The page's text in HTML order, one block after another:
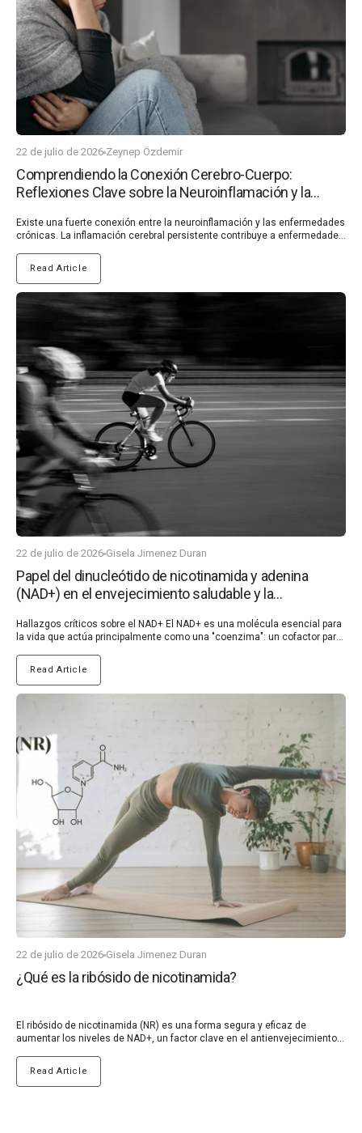
22 de julio de 2026 Zeynep Özdemir
Comprendiendo la Conexión Cerebro-Cuerpo:
Reflexiones Clave sobre la Neuroinflamación y la
Existe una fuerte conexión entre la neuroinflamación y las enfermedades crónicas. La inflamación cerebral persistente contribuye a enfermedades neurodegenerativas como el Parkinson y el Alzheimer, así como a problemas de salud mental como la depresión y la ansiedad. Enfermedades como la diabetes y las enfermedades cardíacas, que causan inflamación sistémica, también pueden desencadenar inflamación cerebral, creando un ciclo dañino. Al reducir la inflamación, podemos apoyar la salud cerebral y potencialmente prevenir o ralentizar la progresión de enfermedades crónicas. En este artículo, profundizamos en aspectos clave de estos sistemas interconectados. Explore qué es la neuroinflamación, su vínculo con las enfermedades crónicas y formas prácticas de controlarla. Además, examinaremos el eje intestino-cerebro, destacando cómo la salud intestinal afecta el bienestar mental y discutiendo el apoyo dietético y suplementario para obtener mejores resultados. Por qué la neuroinflamación es importante y cómo manejarla ¿Qué es la neuroinflamación? La neuroinflamación se refiere a la respuesta del sistema inmunológico dentro del sistema nervioso central (SNC), particularmente el cerebro y la médula espinal. Si bien la inflamación es un mecanismo natural para combatir infecciones o lesiones, la inflamación crónica en el cerebro puede provocar problemas importantes. Es impulsada por la sobreactivación de la microglia, las células inmunes residentes del cerebro, que liberan moléculas inflamatorias como citocinas y quimiocinas. (1, 2) Este estado inflamatorio prolongado altera el equilibrio de la salud cerebral, lo que afecta la comunicación neuronal y daña el tejido cerebral. Con el tiempo, puede provocar problemas de salud cognitiva, incluida la pérdida de memoria y una disminución de la agudeza mental. Comprender qué es la neuroinflamación y por qué es importante es crucial para mitigar su impacto. (2) Vínculo entre la neuroinflamación y las enfermedades crónicas Existe una fuerte conexión entre la neuroinflamación y las enfermedades crónicas. Las investigaciones indican que la inflamación cerebral persistente es un factor que contribuye a las enfermedades neurodegenerativas como el Alzheimer y el Parkinson. También exacerba el deterioro cognitivo, la depresión y la ansiedad, mostrando sus efectos de gran alcance en la salud mental y física. (3, 4, 5) Las enfermedades crónicas, incluidas la diabetes, las afecciones cardiovasculares y los trastornos autoinmunes, a menudo implican inflamación sistémica, que puede extenderse al SNC. Esta relación bidireccional destaca la importancia de controlar la inflamación tanto a nivel sistémico como neuronal. (3, 4) Desencadenantes de la neuroinflamación La neuroinflamación puede ser desencadenada por varios factores, muchos de los cuales están relacionados con los estilos de vida modernos. Comprender estas causas y desencadenantes de la inflamación cerebral es fundamental para la prevención y el manejo. Estrés crónico: El estrés persistente sobreestimula el eje hipotalámico-pituitario-suprarrenal (HPA), lo que lleva a niveles elevados de cortisol. Con el tiempo, esto puede activar la microglia y contribuir a la inflamación cerebral. (6, 7) Dieta deficiente: Las dietas ricas en azúcares refinados, grasas trans y alimentos procesados promueven la inflamación sistémica, que puede cruzar al cerebro. Estos alimentos que causan neuroinflamación a menudo alteran el microbioma intestinal, empeorando la conexión intestino-cerebro. (8, 9) Infecciones: Las infecciones virales, bacterianas o fúngicas pueden provocar una respuesta inmunitaria en el sistema nervioso central, lo que lleva a una inflamación prolongada si no se resuelve. (10) Toxinas ambientales: La exposición a contaminantes, metales pesados y pesticidas puede inducir estrés oxidativo y dañar las neuronas, alimentando aún más los síntomas de neuroinflamación. (11, 12) Trastornos del sueño: La mala calidad del sueño o el insomnio crónico alteran el proceso de desintoxicación natural del cerebro, lo que permite que se acumulen compuestos inflamatorios. (13) Enfermedades crónicas: Las afecciones como la obesidad, la diabetes y las enfermedades cardiovasculares a menudo implican una inflamación sistémica que puede exacerbar la inflamación cerebral. (14, 15) Consejos prácticos para controlar la neuroinflamación Reducir la neuroinflamación de forma natural implica ajustes en el estilo de vida y estrategias específicas. Así es como podemos tomar el control: Adoptar una dieta antiinflamatoria: Concéntrese en una dieta para la salud cerebral rica en alimentos integrales, como vegetales de hojas verdes, bayas, pescado graso y nueces. Estos proporcionan antioxidantes y ácidos grasos omega-3 que combaten la inflamación. Evite los alimentos altamente procesados y el exceso de azúcar. (16, 17) Incorporar suplementos antiinflamatorios: Suplementos como la curcumina, los ácidos grasos omega-3 y el azafrán son conocidos por reducir la inflamación. Agregar los mejores suplementos para reducir la inflamación cerebral puede respaldar la salud cognitiva a largo plazo. (18, 19) Priorizar la salud intestinal: Mantener un microbioma intestinal equilibrado con probióticos para la salud mental y prebióticos puede ayudar a reducir la inflamación sistémica y cerebral. Un intestino sano fortalece la conexión intestino-cerebro, previniendo que la inflamación se propague al cerebro. (20) Manejar el estrés: Practicar la atención plena, la meditación o el yoga puede regular el eje HPA y reducir los niveles de cortisol. Una mente tranquila apoya una mejor salud cerebral y minimiza la inflamación. (21) Mejorar la higiene del sueño: Asegúrese de dormir de 7 a 9 horas de calidad cada noche. El sueño profundo ayuda al cerebro a eliminar productos de desecho y compuestos inflamatorios. (22, 23) Hacer ejercicio regularmente: La actividad física moderada reduce la inflamación sistémica y mejora el flujo sanguíneo al cerebro, apoyando tanto la salud cerebral como el nervio vago para una mejor comunicación entre el intestino y el cerebro. (24) Limitar la exposición a toxinas: Minimice el contacto con contaminantes ambientales y opte por alimentos orgánicos cuando sea posible para reducir la inflamación cerebral inducida por toxinas. (25) La conexión intestino-cerebro: una inmersión más profunda La conexión intestino-cerebro es una red de comunicación bidireccional entre el sistema nervioso central y el intestino, a menudo denominado el "segundo cerebro". Esta conexión es vital para regular el estado de ánimo, la cognición y la salud mental en general. Exploremos el eje intestino-cerebro y su profundo impacto en nuestro bienestar. (26) Comprender el eje intestino-cerebro El eje intestino-cerebro es el vínculo bidireccional entre el intestino y el cerebro, mediado por el nervio vago, las hormonas y el sistema inmunológico. El intestino alberga trillones de microorganismos conocidos colectivamente como el microbioma intestinal, que desempeñan un papel fundamental en la salud cerebral y cognitiva. Comunicación del nervio vago: Este nervio actúa como una autopista, transmitiendo señales entre el intestino y el cerebro. Por ejemplo, la inflamación en el intestino puede enviar señales de estrés al cerebro, afectando el estado de ánimo y la cognición. (27, 28) Papel del microbioma intestinal: Un microbioma intestinal equilibrado apoya la producción de neurotransmisores como la serotonina y la dopamina, que son cruciales para la estabilidad emocional y mental. (29) Intestino permeable e inflamación: Un revestimiento intestinal comprometido, a menudo llamado "intestino permeable", permite que sustancias dañinas entren en el torrente sanguíneo. Esto puede desencadenar una inflamación sistémica, que en última instancia afecta la salud cerebral. (30, 31) Comprender el eje intestino-cerebro y su papel en la salud es clave para mejorar la resiliencia mental y física. Cómo la salud intestinal afecta la salud mental Un intestino sano es esencial para mantener una mente equilibrada. He aquí cómo:Apoya la producción de serotonina: Alrededor del 90-95% de la serotonina, la hormona del "bienestar", se produce en el intestino. Un intestino poco saludable puede alterar su producción, contribuyendo a la ansiedad y la depresión. (32, 33, 34, 35) Reduce la inflamación sistémica: Un intestino sano limita la inflamación sistémica, protegiendo el cerebro del daño inflamatorio que puede afectar la salud cognitiva y la regulación emocional. (36, 37) Regula las respuestas al estrés: Un microbioma intestinal equilibrado ayuda a regular el eje HPA, minimizando las respuestas al estrés y apoyando el nervio vago para una mejor salud mental. (33) Protege contra la depresión: Los estudios han demostrado un vínculo directo entre el microbioma intestinal y la depresión, destacando la necesidad de priorizar la salud intestinal para el bienestar mental. (32, 38) Principales apoyos dietéticos y suplementarios para la salud intestinal Para fortalecer la conexión intestino-cerebro y promover el bienestar mental, considere estos enfoques dietéticos y suplementarios: Probióticos: Alimentos como el yogur, el kéfir y las verduras fermentadas introducen bacterias beneficiosas en el intestino. Agregar probióticos para la salud mental puede mejorar el estado de ánimo y reducir la ansiedad. (39, 40) Prebióticos: Se encuentran en una variedad de alimentos ricos en fibra, como frutas, verduras y legumbres. Los prebióticos sirven como alimento para las bacterias intestinales beneficiosas, lo que fomenta un microbioma saludable y robusto. Cuanta más variedad obtenga, mejor para apoyar la diversidad de su microbioma. (41, 42) Alimentos antiinflamatorios: Incluya alimentos ricos en ácidos grasos omega-3 (p. ej., salmón, nueces) y polifenoles (p. ej., bayas, té verde) para reducir la inflamación y proteger la sa
Read Article
22 de julio de 2026 Gisela Jimenez Duran
Papel del dinucleótido de nicotinamida y adenina
(NAD+) en el envejecimiento saludable y la
Hallazgos críticos sobre el NAD+ El NAD+ es una molécula esencial para la vida que actúa principalmente como una "coenzima": un cofactor para las enzimas en las reacciones de oxidación-reducción (redox), facilitando la transferencia de átomos de hidrógeno. Esta transferencia es crucial para permitir que las células se adapten a cambios como el daño del ADN, las interrupciones del ritmo diario, las infecciones, la inflamación, la exposición a productos químicos extraños y uno de los más importantes: la disponibilidad de nutrientes y la producción de ATP, la principal moneda energética de la célula, esencial para el correcto funcionamiento de todas las células del cuerpo. Curiosamente, el NAD+ ha sido identificado como un vínculo clave que conecta el estrés oxidativo, la inflamación, la restricción calórica, el ejercicio, la reparación del ADN, la longevidad y la esperanza de vida saludable en general (1). Mantener niveles óptimos de NAD+ es, por lo tanto, vital para apoyar la salud metabólica. Esto es muy relevante en las sociedades modernas, donde factores del estilo de vida como los malos hábitos alimenticios, el estrés crónico, el sedentarismo, la falta de luz solar o la alta exposición a productos químicos contribuyen a una creciente prevalencia de la salud metabólica deteriorada (2, 3). La disfunción metabólica es una causa fundamental de la inflamación crónica, que con el tiempo puede conducir al desarrollo de enfermedades autoinmunes, condiciones que están aumentando a un ritmo alarmante cada año (4, 5). ¿Por qué se considera al NAD+ un sello distintivo del envejecimiento? Aunque la investigación del NAD+ se remonta a principios del siglo XX, el NAD+ ha ganado mucho interés en los últimos años, ya que ha sido identificado como un sello distintivo del envejecimiento. Los niveles de NAD+ disminuyen constantemente con la edad debido a la disminución de la síntesis de NAD+ y al aumento de su consumo, impulsado por la creciente demanda de NAD+ en las reacciones esenciales de oxidación-reducción celular (6). Es importante destacar que también se ha demostrado que los niveles de NAD+ disminuyen debido a la sobrealimentación, el consumo de alcohol, las infecciones virales y un estilo de vida sedentario en estudios clínicos y preclínicos (6,7). La disminución de los niveles de NAD+ conduce a alteraciones metabólicas y a un aumento de la susceptibilidad a enfermedades, como las enfermedades cardiovasculares, las enfermedades neurodegenerativas y el cáncer. Curiosamente, los estudios demostraron que la restauración de los niveles de NAD+ en animales viejos o enfermos promovía la salud y prolongaba la vida útil (1). El descubrimiento del papel crucial del NAD+ en el envejecimiento y la salud metabólica ha impulsado una mayor investigación en humanos y ha revelado su potencial terapéutico, impulsando el crecimiento de un mercado sustancial de moléculas que aumentan el NAD+, que han demostrado resultados clínicamente prometedores en la ralentización de los procesos relacionados con la edad y el aumento de la resistencia del cuerpo a muchas enfermedades autoinmunes como el Parkinson o la esclerosis múltiple, lo que prolonga la vida humana saludable (6). ¿Cuáles son las principales funciones del NAD+ en el cuerpo? El NAD+ actúa en muchos procesos críticos de nuestro cuerpo (6, 8, 9), incluyendo: Producción de energía celular: el NAD+ recolecta átomos de hidrógeno durante la glucólisis (descomposición del azúcar), la descomposición de ácidos grasos y el posterior ciclo del ácido tricarboxílico (TCA) —que ocurre en las mitocondrias—, lo que forma NADH. Luego, el NADH dona estos hidrógenos para producir ATP (la principal moneda energética de la célula) a través de la fosforilación oxidativa mitocondrial (OXPHOS). Además, el NAD+ apoya la biogénesis mitocondrial, el proceso de formación de nuevas mitocondrias, que es fundamental para la producción de energía y el metabolismo. Actividad de las sirtuinas y ciclo del ritmo diario de 24 horas (ritmo circadiano): el NAD+ desempeña un papel crucial en la regulación del ritmo circadiano del cuerpo al afectar directamente la transcripción de los genes del reloj a través de enzimas, como las sirtuinas (SIRT1/6). Las sirtuinas actúan como sensores intracelulares de NAD+ y se ha descrito que ayudan a modular el reloj circadiano, influyendo en el metabolismo, el sueño y la salud en general. Reparación del ADN: el NAD+ es esencial para activar enzimas conocidas como PARPs (poli(ADP-ribosa) polimerasas), que participan en la reparación del ADN dañado. Esta función ayuda a mantener la estabilidad genómica y previene la acumulación de daño en el ADN que contribuye al envejecimiento y al desarrollo de enfermedades. ¿Cómo se sintetiza y regula el NAD+? El NAD+ es uno de los metabolitos más comunes en el cuerpo humano y se encuentra en un estado homeostático de biosíntesis, consumo, reciclaje y degradación tanto a nivel celular como sistémico (Figura 1) (6). (En la figura acordada, se está generando una figura similar con la información a continuación) Figura 1. Las células de mamíferos pueden sintetizar NAD+ de novo a partir de triptófano por la vía de la quinurenina o de NA por la vía de Preiss-Handler, mientras que la mayor parte del NAD+ se recicla a través de vías de rescate de nicotinamida (NAM), NA, NR y NMN para mantener los niveles celulares de NAD+. El NAD+ puede reducirse a NADH en los procesos metabólicos, incluyendo la glucólisis, la oxidación de ácidos grasos y el ciclo de Krebs. Como cosustrato importante para varias modificaciones post-síntesis de macromoléculas fundamentales, el NAD+ puede escindirse ("degradarse") por enzimas que consumen NAD+, incluyendo: PARPs, sirtuinas, CD38 y SARM1, para generar NAM y ADP-ribosa. El precursor NR es importado por ENTs y transformado en NMN por NRK (6). Estrategias no farmacológicas para aumentar la biodisponibilidad del NAD+ Los niveles intracelulares de NAD+ se pueden aumentar de forma natural adoptando una serie de hábitos de vida, que sirven como medidas preventivas eficaces para ralentizar el proceso de envejecimiento. Hasta ahora, la investigación ha demostrado que el NAD+ puede aumentarse mediante el estrés energético, incluyendo la restricción calórica y de glucosa, así como el ejercicio (6, 10). Restricción calórica: Se ha demostrado que la restricción calórica ayuda a contrarrestar la disminución del ritmo circadiano relacionada con la edad –el ciclo de 24 horas del cuerpo– al mejorar el control circadiano del metabolismo del NAD+ y mejorar los cambios epigenéticos relacionados con NAD+/SIRT1. Se ha demostrado que tanto la restricción calórica a largo como a corto plazo reducen la rigidez arterial y mejoran la función endotelial. Además, otro estudio informó que la restricción calórica aumentaba los niveles de NAD+ y protegía el cerebro contra el envejecimiento y las enfermedades al reducir el estrés oxidativo y el daño celular. Ejercicio: El ejercicio ha ganado atención por su capacidad para aumentar potencialmente los niveles de NAD+ y la actividad de SIRT1, al aumentar la NAMPT. El entrenamiento regular eleva significativamente la proteína NAMPT en los músculos como una forma de responder al estrés energético, como se observa en un estudio con adultos sedentarios no obesos. Aumentar el NAD+ como estrategia terapéutica El agotamiento del NAD+ es una característica clave del envejecimiento y de los trastornos relacionados con la edad. Aumentar los niveles de NAD+ puede ralentizar el envejecimiento y combatir enfermedades, promoviendo una vida más larga y saludable. Terapéuticamente, el NAD+ se puede potenciar mediante la suplementación dietética de precursores de NAD+ como Trp, NA, NMN y NR, o mediante la inhibición de enzimas que consumen NAD+ (por ejemplo, PARP1, CD38) (6). Los precursores del NAD+, especialmente las moléculas solubles y biodisponibles por vía oral NR, NAM y niacina, han demostrado potencial terapéutico en ensayos clínicos en humanos. En particular, el NR se ha convertido en una de las opciones más populares debido a la gran cantidad de resultados clínicos beneficiosos en muchas enfermedades diferentes relacionadas con el NAD+ (consulte nuestro artículo sobre el NR para obtener más detalles). También se ha demostrado que el MNM se absorbe y se convierte rápidamente en NAD+ en órganos como los músculos, el hígado y los riñones, pero sus mecanismos de transporte celular siguen sin estar claros. Además, el MNM tiene significativamente menos estudios clínicos que el NR y otros precursores de NAD+ y ha mostrado algunos riesgos. Un estudio demostró que la inflamación inducida por NMN promovía el desarrollo de cáncer de páncreas, lo que destaca la necesidad de estudios de seguridad a largo plazo de los potenciadores de NAD+ de NMN (6, 11, 12). Conclusiones Los niveles de NAD+ regulan muchos procesos críticos, incluido el equilibrio energético celular, la estabilidad genómica, el metabolismo, las respuestas al estrés, el ritmo circadiano, la inflamación, la homeostasis redox y el equilibrio mitocondrial. Los niveles de NAD+ disminuyen constantemente con la edad, así como por los malos hábitos de vida modernos, como la sobrealimentación, el consumo de alcohol, las infecciones virales y un estilo de vida sedentario. La disminución de los niveles de NAD+ conduce a alteraciones metabólicas y a una mayor prevalencia de inflamación crónica que lleva a enfermedades autoinmunes. Aumentar el NAD+ a través de cambios en el estilo de vida, como el ejercicio o la restricción calórica, puede ofrecer una forma no farmacológica de promover un envejecimiento saludable al mejorar la resiliencia y extender la vida útil saludable. Los potenciadores farmacológicos de NAD+ aprobados clínicamente, siendo el NR el más estudiado, están descubriendo un amplio espectro de beneficios para la salud tanto en humanos sanos como enfermos, particularmente en patologías relacionadas con la deficiencia de NAD+, co
Read Article
22 de julio de 2026 Gisela Jimenez Duran
¿Qué es la ribósido de nicotinamida?
El ribósido de nicotinamida (NR) es una forma segura y eficaz de
aumentar los niveles de NAD+, un factor clave en el antienvejecimiento.
con la edad.
Read Article